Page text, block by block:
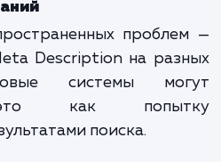
информации
клике.
успешные примеры